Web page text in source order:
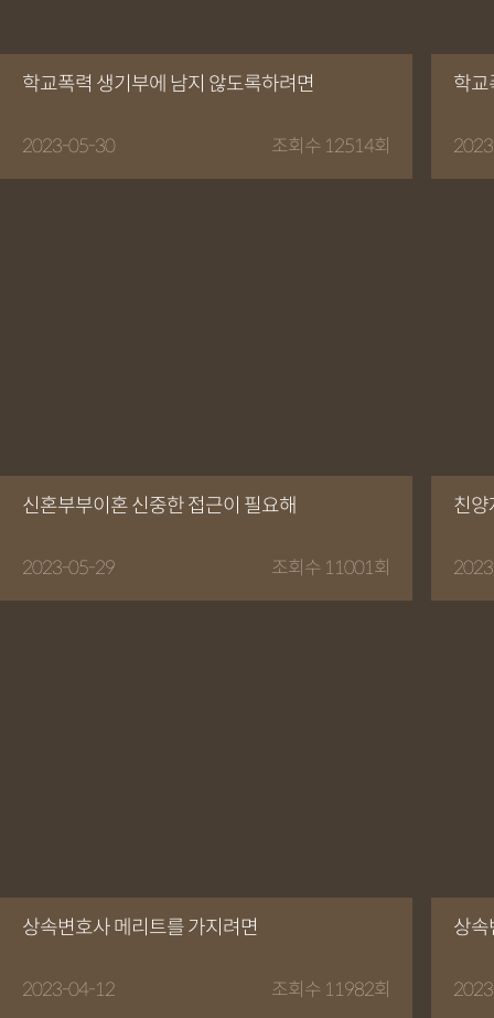
학교폭력 생기부에 남지 않도록하려면
2023-05-30 조회수 12514회
학교
신혼부부이혼 신중한 접근이 필요해
2023-05-29 조회수 11001회
친양
상속변호사 메리트를 가지려면
2023-04-12 조회수 11982회
상속